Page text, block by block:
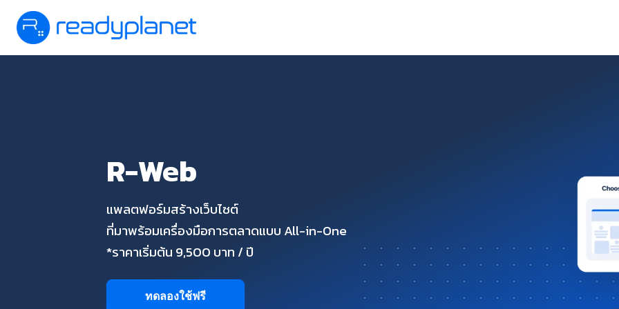
R-Web
แพลตฟอร์มสร้างเว็บไซต์
ที่มาพร้อมเครื่องมือการตลาดแบบ All-in-One
*ราคาเริ่มต้น 9,500 บาท / ปี
ทดลองใช้ฟรี